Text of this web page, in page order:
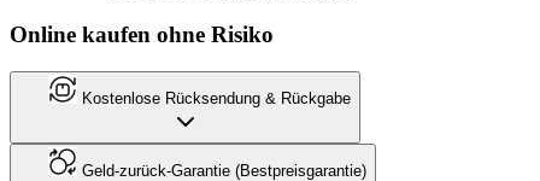
Online kaufen ohne Risiko
Kostenlose Rücksendung & Rückgabe
Geld-zurück-Garantie (Bestpreisgarantie)